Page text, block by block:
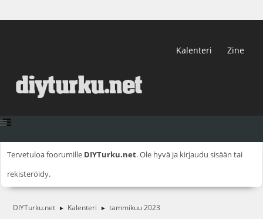
Kalenteri Zine
Tervetuloa foorumille DIYTurku.net. Ole hyvä ja kirjaudu sisään tai
rekisteröidy.
DIYTurku.net ► Kalenteri ► tammikuu 2023